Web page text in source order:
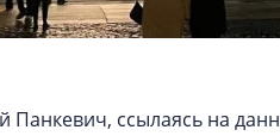
Панкевич, ссылаясь на